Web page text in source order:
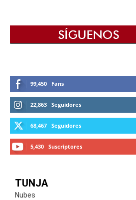
99,450 Fans
22,863 Seguidores
68,467 Seguidores
5,430 Suscriptores
TUNJA
Nubes